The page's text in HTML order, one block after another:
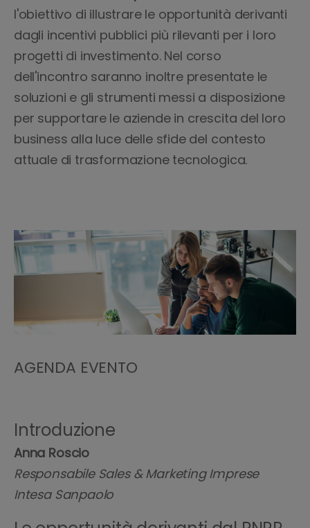
l'obiettivo di illustrare le opportunità derivanti
dagli incentivi pubblici più rilevanti per i loro
progetti di investimento. Nel corso
dell'incontro saranno inoltre presentate le
soluzioni e gli strumenti messi a disposizione
per supportare le aziende in crescita del loro
business alla luce delle sfide del contesto
attuale di trasformazione tecnologica.
AGENDA EVENTO
Introduzione
Anna Roscio
Responsabile Sales & Marketing Imprese
Intesa Sanpaolo